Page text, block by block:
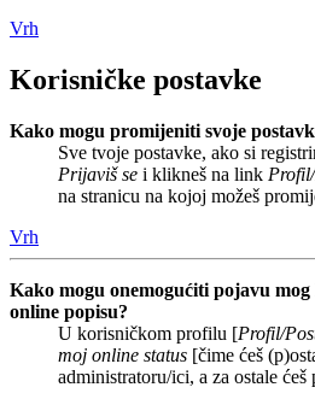
Vrh
Korisničke postavke
Kako mogu promijeniti svoje
Sve tvoje postavke, ako si
Prijaviš se i klikneš na link
na stranicu na kojoj možeš
Vrh
Kako mogu onemogućiti pojavu
online popisu?
U korisničkom profilu [Profil/
moj online status [čime ćeš
administratoru/ici, a za ostale ćeš